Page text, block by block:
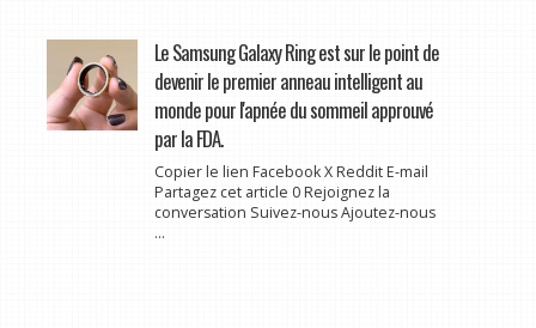
Le Samsung Galaxy Ring est sur le point de
devenir le premier anneau intelligent au
monde pour l'apnée du sommeil approuvé
par la FDA.
Copier le lien Facebook X Reddit E-mail
Partagez cet article 0 Rejoignez la
conversation Suivez-nous Ajoutez-nous
...